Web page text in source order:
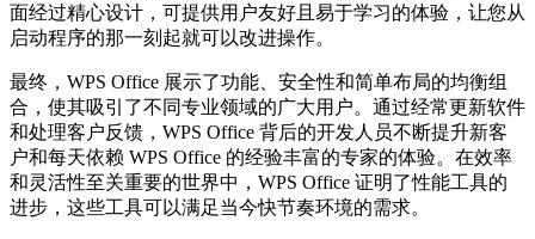
面经过精心设计，可提供用户友好且易于学习的体验，让您从
启动程序的那一刻起就可以改进操作。
最终，WPS Office 展示了功能、安全性和简单布局的均衡组
合，使其吸引了不同专业领域的广大用户。通过经常更新软件
和处理客户反馈，WPS Office 背后的开发人员不断提升新客
户和每天依赖 WPS Office 的经验丰富的专家的体验。在效率
和灵活性至关重要的世界中，WPS Office 证明了性能工具的
进步，这些工具可以满足当今快节奏环境的需求。